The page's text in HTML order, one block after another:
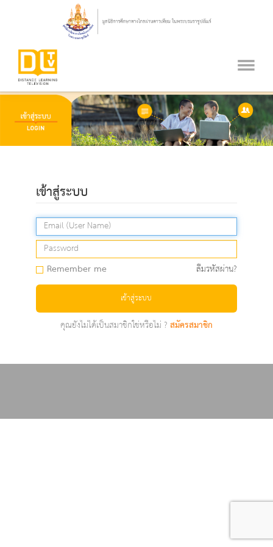
เข้าสู่ระบบ
Remember me ลืมรหัสผ่าน?
เข้าสู่ระบบ
คุณยังไม่ได้เป็นสมาชิกใช่หรือไม่ ?สมัครสมาชิก